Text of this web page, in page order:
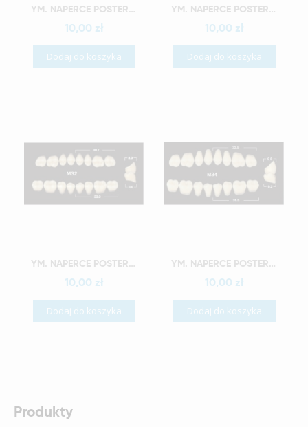
Szybki podgląd YM. NAPERCE POSTERIOR - AKRYLOWE ZĘBY SZTUCZNE - A1-M28G
10,00 zł
Dodaj do koszyka
Szybki podgląd YM. NAPERCE POSTERIOR - AKRYLOWE ZĘBY SZTUCZNE - A1-M30G
10,00 zł
Dodaj do koszyka
Szybki podgląd YM. NAPERCE POSTERIOR - AKRYLOWE ZĘBY SZTUCZNE - A1-M32G
10,00 zł
Dodaj do koszyka
Szybki podgląd YM. NAPERCE POSTERIOR - AKRYLOWE ZĘBY SZTUCZNE - A1-M34G
10,00 zł
Dodaj do koszyka
Produkty